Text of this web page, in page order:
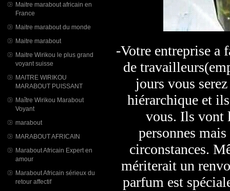
Maitre marabout africain en
France
Maitre marabout du monde
Maitre marabout
Maitre Wirikou le plus grand
voyant suisse
MAITRE WIRIKOU
MARABOUT PUISSANT
Maître Wirikou Marabout
Voyant
marabout
MARABOUT AFRICAIN
Marabout Africain Expert en
amour
Marabout Africain sérieux du
retour affectif
-Votre entreprise a
de
jours vous
hiérarchique et
vous. Ils vont
personnes
circonstances.
mériterait un
parfum est